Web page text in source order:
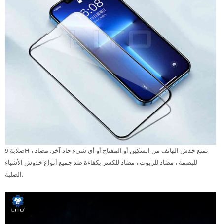
صلابة 9H ، تمنع خدش الهاتف من السكين أو المفتاح أو أي شيء حاد آخر. مضاد
للبصمة ، مضاد للزيوت ، مضاد للكسر بكفاءة ضد جميع أنواع خدوش الأشياء
الصلبة.